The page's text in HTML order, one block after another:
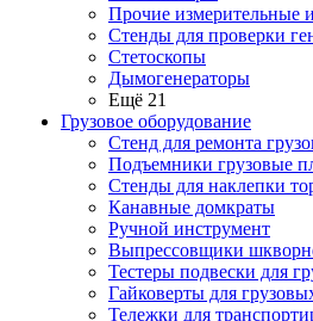
Прочие измерительные
Стенды для проверки
Стетоскопы
Дымогенераторы
Ещё 21
Грузовое оборудование
Стенд для ремонта
Подъемники грузовые
Стенды для наклепки
Канавные домкраты
Ручной инструмент
Выпрессовщики
Тестеры подвески для
Гайковерты для
Тележки для